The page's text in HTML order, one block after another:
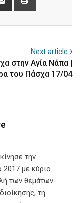
Next article
στην Αγία Νάπα |
του Πάσχα 17/04
την
2017 με κύριο
των θεμάτων
τη